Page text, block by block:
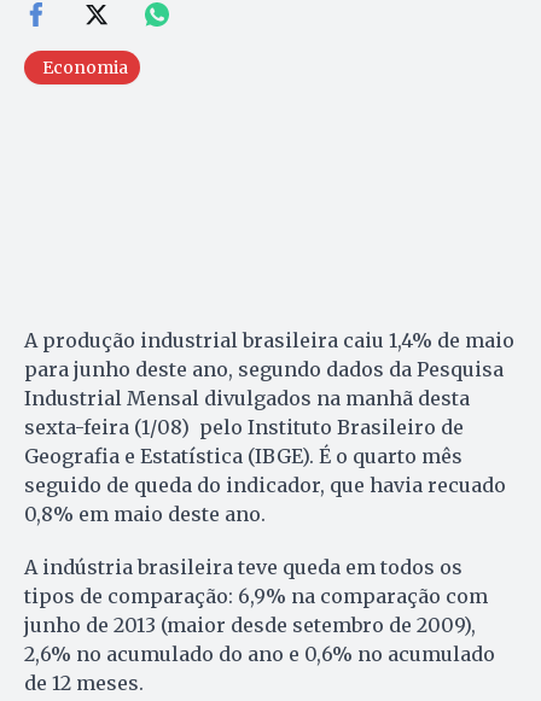
Economia
A produção industrial brasileira caiu 1,4% de maio
para junho deste ano, segundo dados da Pesquisa
Industrial Mensal divulgados na manhã desta
sexta-feira (1/08) pelo Instituto Brasileiro de
Geografia e Estatística (IBGE). É o quarto mês
seguido de queda do indicador, que havia recuado
0,8% em maio deste ano.
A indústria brasileira teve queda em todos os
tipos de comparação: 6,9% na comparação com
junho de 2013 (maior desde setembro de 2009),
2,6% no acumulado do ano e 0,6% no acumulado
de 12 meses.